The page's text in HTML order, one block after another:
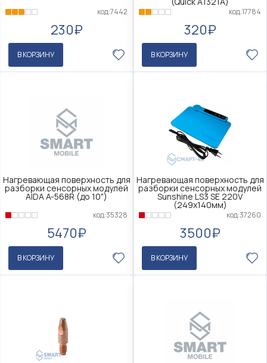
код:7442
230₽
В КОРЗИНУ
код:17784
320₽
В КОРЗИНУ
Нагревающая поверхность для
разборки сенсорных модулей
AIDA A-568R (до 10")
код:35328
5470₽
В КОРЗИНУ
Нагревающая поверхность для
разборки сенсорных модулей
Sunshine LS3 SE 220V
(249x140мм)
код:37260
3500₽
В КОРЗИНУ